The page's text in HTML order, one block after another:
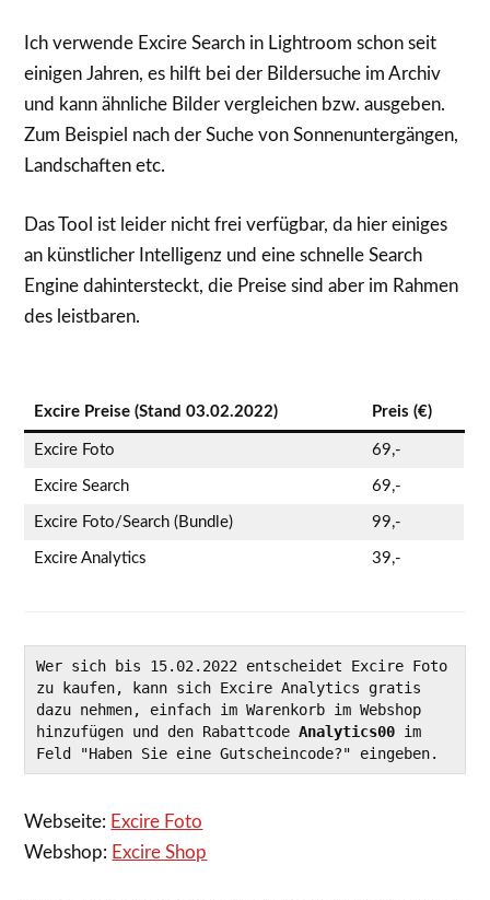
Ich verwende Excire Search in Lightroom schon seit
einigen Jahren, es hilft bei der Bildersuche im Archiv
und kann ähnliche Bilder vergleichen bzw. ausgeben.
Zum Beispiel nach der Suche von Sonnenuntergängen,
Landschaften etc.
Das Tool ist leider nicht frei verfügbar, da hier einiges
an künstlicher Intelligenz und eine schnelle Search
Engine dahintersteckt, die Preise sind aber im Rahmen
des leistbaren.
Excire Preise (Stand 03.02.2022) Preis (€)
Excire Foto 69,-
Excire Search 69,-
Excire Foto/Search (Bundle) 99,-
Excire Analytics 39,-
Wer sich bis 15.02.2022 entscheidet Excire Foto
zu kaufen, kann sich Excire Analytics gratis
dazu nehmen, einfach im Warenkorb im Webshop
hinzufügen und den Rabattcode Analytics00 im
Feld "Haben Sie eine Gutscheincode?" eingeben.
Webseite: Excire Foto
Webshop: Excire Shop